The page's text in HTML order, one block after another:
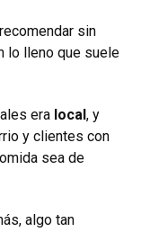
sin
lo lleno que suele
era local, y
y clientes con
sea de
algo tan